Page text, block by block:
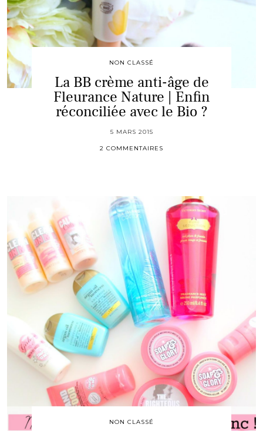
NON CLASSÉ
La BB crème anti-âge de
Fleurance Nature | Enfin
réconciliée avec le Bio ?
5 MARS 2015
2 COMMENTAIRES
NON CLASSÉ